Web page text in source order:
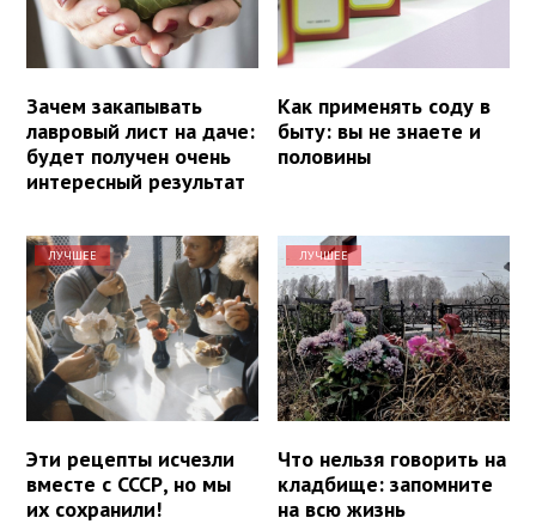
Зачем закапывать
лавровый лист на даче:
будет получен очень
интересный результат
Как применять соду в
быту: вы не знаете и
половины
ЛУЧШЕЕ
Эти рецепты исчезли
вместе с СССР, но мы
их сохранили!
ЛУЧШЕЕ
Что нельзя говорить на
кладбище: запомните
на всю жизнь